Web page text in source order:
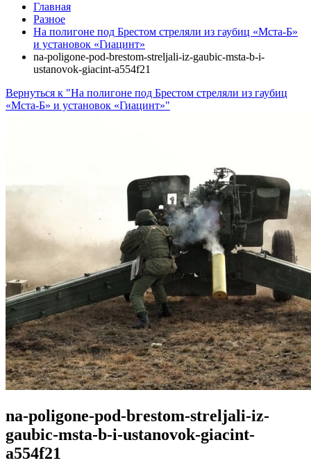
Главная
Разное
На полигоне под Брестом стреляли из гаубиц «Мста-Б»
и установок «Гиацинт»
na-poligone-pod-brestom-streljali-iz-gaubic-msta-b-i-
ustanovok-giacint-a554f21
Вернуться к "На полигоне под Брестом стреляли из гаубиц
«Мста-Б» и установок «Гиацинт»"
na-poligone-pod-brestom-streljali-iz-
gaubic-msta-b-i-ustanovok-giacint-
a554f21